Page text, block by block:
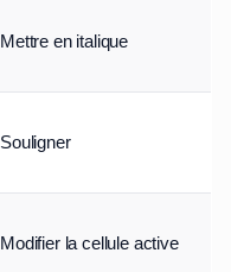
Mettre en italique
Souligner
Modifier la cellule active